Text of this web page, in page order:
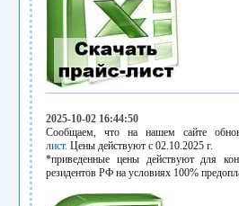
2025-10-02 16:44:50
Сообщаем, что на нашем сайте
лист. Цены действуют с 02.10.2025 г.
*приведенные цены действуют для
резидентов РФ на условиях 100%